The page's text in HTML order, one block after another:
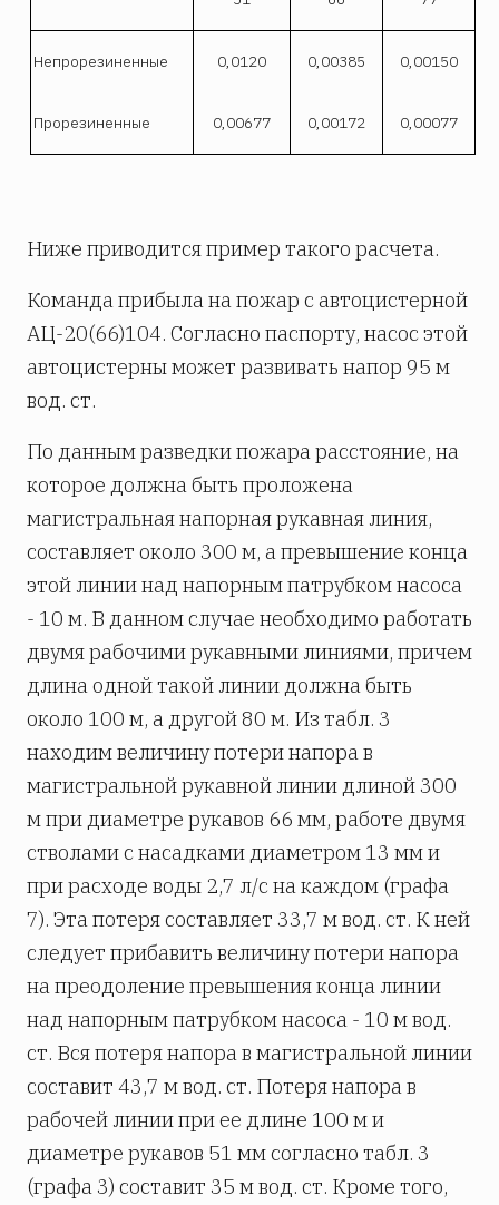
Непрорезиненные 0,0120 0,00385 0,00150
Прорезиненные 0,00677 0,00172 0,00077
Ниже приводится пример такого расчета.
Команда прибыла на пожар с автоцистерной
АЦ-20(66)104. Согласно паспорту, насос этой
автоцистерны может развивать напор 95 м
вод. ст.
По данным разведки пожара расстояние, на
которое должна быть проложена
магистральная напорная рукавная линия,
составляет около 300 м, а превышение конца
этой линии над напорным патрубком насоса
- 10 м. В данном случае необходимо работать
двумя рабочими рукавными линиями, причем
длина одной такой линии должна быть
около 100 м, а другой 80 м. Из табл. 3
находим величину потери напора в
магистральной рукавной линии длиной 300
м при диаметре рукавов 66 мм, работе двумя
стволами с насадками диаметром 13 мм и
при расходе воды 2,7 л/с на каждом (графа
7). Эта потеря составляет 33,7 м вод. ст. К ней
следует прибавить величину потери напора
на преодоление превышения конца линии
над напорным патрубком насоса - 10 м вод.
ст. Вся потеря напора в магистральной линии
составит 43,7 м вод. ст. Потеря напора в
рабочей линии при ее длине 100 м и
диаметре рукавов 51 мм согласно табл. 3
(графа 3) составит 35 м вод. ст. Кроме того,